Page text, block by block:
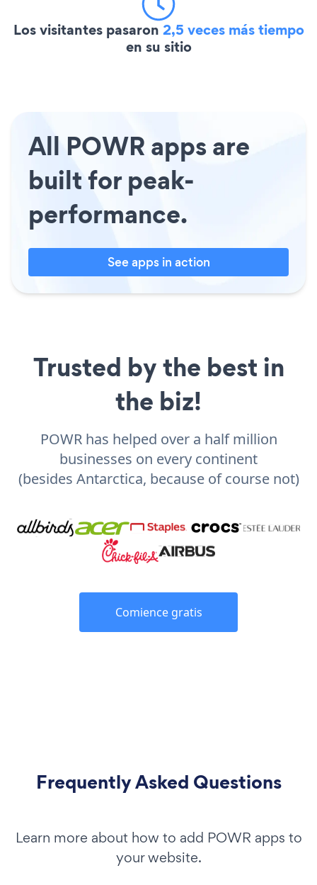
Los visitantes pasaron 2,5 veces más tiempo
en su sitio
All POWR apps are
built for peak-
performance.
See apps in action
Trusted by the best in
the biz!
POWR has helped over a half million
businesses on every continent
(besides Antarctica, because of course not)
Comience gratis
Frequently Asked Questions
Learn more about how to add POWR apps to
your website.